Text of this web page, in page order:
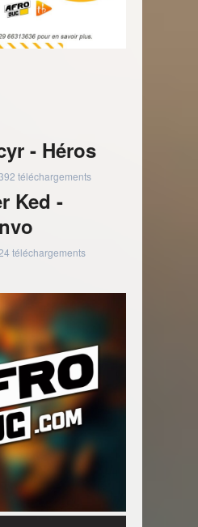
- Héros
téléchargements
Ked -
téléchargements